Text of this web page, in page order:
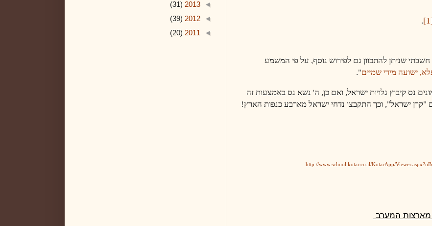
[1]
.
שניתן להתכוון גם לפירוש נוסף, על פי המשמע
ישועה מידי שמיים"
.
נס קיבוץ גלויות ישראל, ואם כן, ה' נשא נס באמצעות זה
ישראל", וכך התקבצו נדחי ישראל מארבע כנפות הארץ!
http://www.school.kotar.co.il/KotarApp/
מארצות המערב
◄
2013
(31)
◄
2012
(39)
◄
2011
(20)